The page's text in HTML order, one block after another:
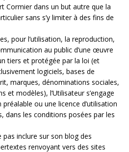
Cormier dans un but autre que la
sans s’y limiter à des fins de
pour l’utilisation, la reproduction,
au public d’une œuvre
tiers et protégée par la loi (et
logiciels, bases de
marques, dénominations sociales,
et modèles), l’Utilisateur s’engage
ou une licence d’utilisation
dans les conditions posées par les
pas inclure sur son blog des
renvoyant vers des sites